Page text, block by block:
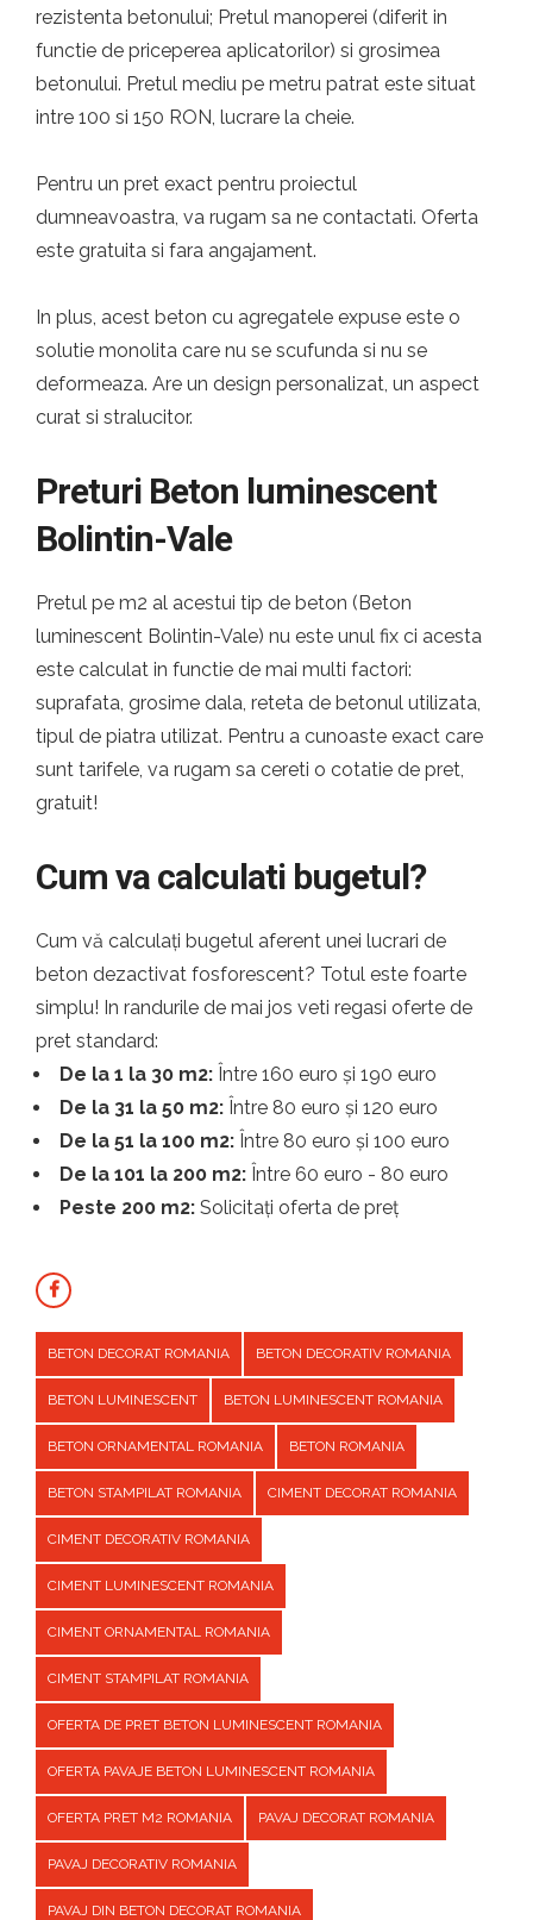
rezistenta betonului; Pretul manoperei (diferit in
functie de priceperea aplicatorilor) si grosimea
betonului. Pretul mediu pe metru patrat este situat
intre 100 si 150 RON, lucrare la cheie.
Pentru un pret exact pentru proiectul
dumneavoastra, va rugam sa ne contactati. Oferta
este gratuita si fara angajament.
In plus, acest beton cu agregatele expuse este o
solutie monolita care nu se scufunda si nu se
deformeaza. Are un design personalizat, un aspect
curat si stralucitor.
Preturi Beton luminescent
Bolintin-Vale
Pretul pe m2 al acestui tip de beton (Beton
luminescent Bolintin-Vale) nu este unul fix ci acesta
este calculat in functie de mai multi factori:
suprafata, grosime dala, reteta de betonul utilizata,
tipul de piatra utilizat. Pentru a cunoaste exact care
sunt tarifele, va rugam sa cereti o cotatie de pret,
gratuit!
Cum va calculati bugetul?
Cum vă calculați bugetul aferent unei lucrari de
beton dezactivat fosforescent? Totul este foarte
simplu! In randurile de mai jos veti regasi oferte de
pret standard:
De la 1 la 30 m2: Între 160 euro și 190 euro
De la 31 la 50 m2: Între 80 euro și 120 euro
De la 51 la 100 m2: Între 80 euro și 100 euro
De la 101 la 200 m2: Între 60 euro - 80 euro
Peste 200 m2: Solicitați oferta de preț
BETON DECORAT ROMANIA BETON DECORATIV ROMANIA
BETON LUMINESCENT BETON LUMINESCENT ROMANIA
BETON ORNAMENTAL ROMANIA BETON ROMANIA
BETON STAMPILAT ROMANIA CIMENT DECORAT ROMANIA
CIMENT DECORATIV ROMANIA
CIMENT LUMINESCENT ROMANIA
CIMENT ORNAMENTAL ROMANIA
CIMENT STAMPILAT ROMANIA
OFERTA DE PRET BETON LUMINESCENT ROMANIA
OFERTA PAVAJE BETON LUMINESCENT ROMANIA
OFERTA PRET M2 ROMANIA PAVAJ DECORAT ROMANIA
PAVAJ DECORATIV ROMANIA
PAVAJ DIN BETON DECORAT ROMANIA